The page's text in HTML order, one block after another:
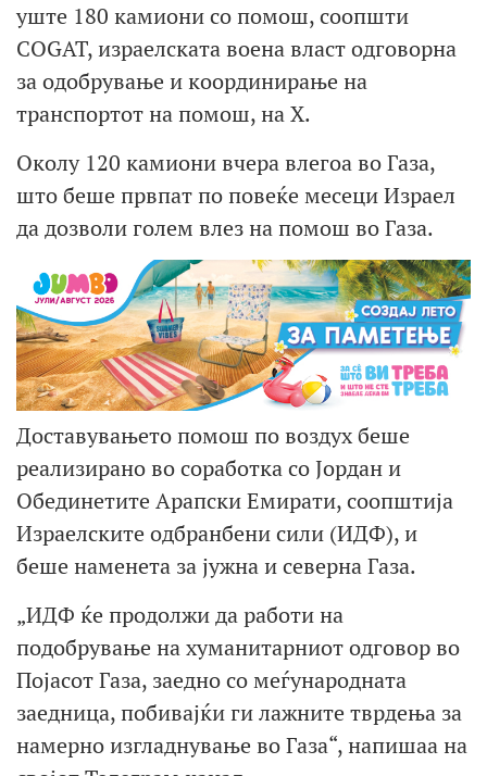
уште 180 камиони со помош, соопшти
COGAT, израелската воена власт одговорна
за одобрување и координирање на
транспортот на помош, на X.
Околу 120 камиони вчера влегоа во Газа,
што беше првпат по повеќе месеци Израел
да дозволи голем влез на помош во Газа.
Доставувањето помош по воздух беше
реализирано во соработка со Јордан и
Обединетите Арапски Емирати, соопштија
Израелските одбранбени сили (ИДФ), и
беше наменета за јужна и северна Газа.
„ИДФ ќе продолжи да работи на
подобрување на хуманитарниот одговор во
Појасот Газа, заедно со меѓународната
заедница, побивајќи ги лажните тврдења за
намерно изгладнување во Газа“, напишаа на